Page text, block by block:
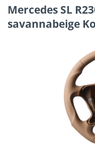
Mercedes SL
savannabeige